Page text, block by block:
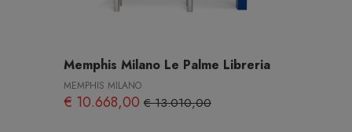
Memphis Milano Le Palme Libreria
MEMPHIS MILANO
€ 10.668,00€ 13.010,00